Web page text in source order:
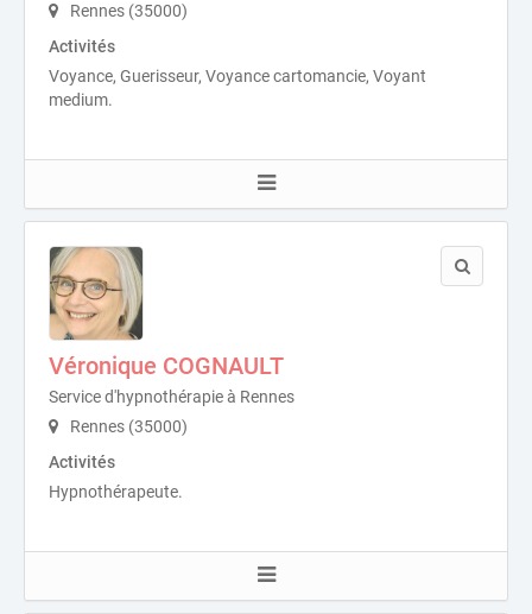
Rennes (35000)
Activités
Voyance, Guerisseur, Voyance cartomancie, Voyant
medium.
Véronique COGNAULT
Service d'hypnothérapie à Rennes
Rennes (35000)
Activités
Hypnothérapeute.